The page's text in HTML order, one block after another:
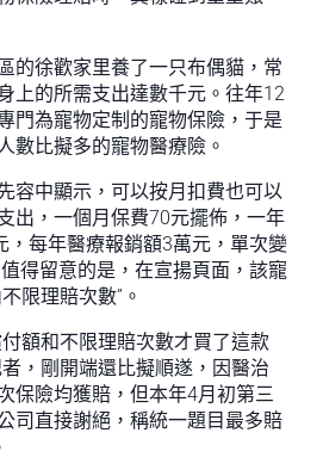
的徐歡家里養了一只布偶貓，常
上的所需支出達數千元。往年12
門為寵物定制的寵物保險，于是
數比擬多的寵物醫療險。
容中顯示，可以按月扣費也可以
出，一個月保費70元擺佈，一年
，每年醫療報銷額3萬元，單次變
得留意的是，在宣揚頁面，該寵
限理賠次數”。
額和不限理賠次數才買了這款
，剛開端還比擬順遂，因醫治
保險均獲賠，但本年4月初第三
司直接謝絕，稱統一題目最多賠